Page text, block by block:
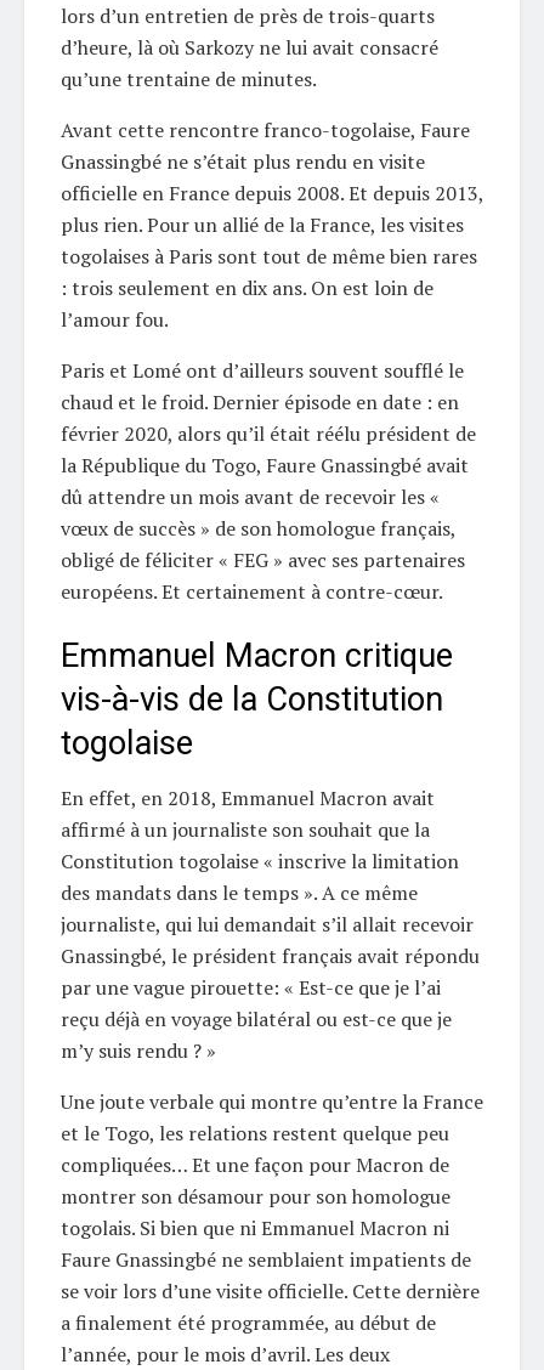
lors d’un entretien de près de trois-quarts
d’heure, là où Sarkozy ne lui avait consacré
qu’une trentaine de minutes.
Avant cette rencontre franco-togolaise, Faure
Gnassingbé ne s’était plus rendu en visite
officielle en France depuis 2008. Et depuis 2013,
plus rien. Pour un allié de la France, les visites
togolaises à Paris sont tout de même bien rares
: trois seulement en dix ans. On est loin de
l’amour fou.
Paris et Lomé ont d’ailleurs souvent soufflé le
chaud et le froid. Dernier épisode en date : en
février 2020, alors qu’il était réélu président de
la République du Togo, Faure Gnassingbé avait
dû attendre un mois avant de recevoir les «
vœux de succès » de son homologue français,
obligé de féliciter « FEG » avec ses partenaires
européens. Et certainement à contre-cœur.
Emmanuel Macron critique
vis-à-vis de la Constitution
togolaise
En effet, en 2018, Emmanuel Macron avait
affirmé à un journaliste son souhait que la
Constitution togolaise « inscrive la limitation
des mandats dans le temps ». A ce même
journaliste, qui lui demandait s’il allait recevoir
Gnassingbé, le président français avait répondu
par une vague pirouette: « Est-ce que je l’ai
reçu déjà en voyage bilatéral ou est-ce que je
m’y suis rendu ? »
Une joute verbale qui montre qu’entre la France
et le Togo, les relations restent quelque peu
compliquées… Et une façon pour Macron de
montrer son désamour pour son homologue
togolais. Si bien que ni Emmanuel Macron ni
Faure Gnassingbé ne semblaient impatients de
se voir lors d’une visite officielle. Cette dernière
a finalement été programmée, au début de
l’année, pour le mois d’avril. Les deux